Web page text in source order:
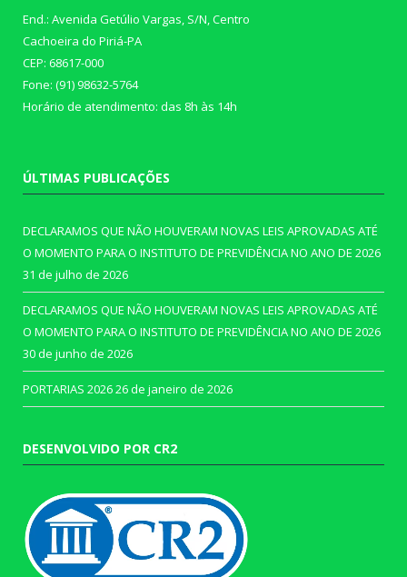
End.: Avenida Getúlio Vargas, S/N, Centro
Cachoeira do Piriá-PA
CEP: 68617-000
Fone: (91) 98632-5764
Horário de atendimento: das 8h às 14h
ÚLTIMAS PUBLICAÇÕES
DECLARAMOS QUE NÃO HOUVERAM NOVAS LEIS APROVADAS ATÉ
O MOMENTO PARA O INSTITUTO DE PREVIDÊNCIA NO ANO DE 2026
31 de julho de 2026
DECLARAMOS QUE NÃO HOUVERAM NOVAS LEIS APROVADAS ATÉ
O MOMENTO PARA O INSTITUTO DE PREVIDÊNCIA NO ANO DE 2026
30 de junho de 2026
PORTARIAS 202626 de janeiro de 2026
DESENVOLVIDO POR CR2